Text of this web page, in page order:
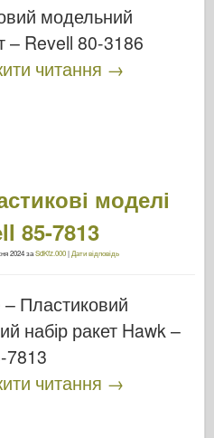
модельний
– Revell 80-3186
читання →
моделі
85-7813
2024заSdKfz.000| Дати відповідь
– Пластиковий
набір ракет Hawk –
7813
читання →